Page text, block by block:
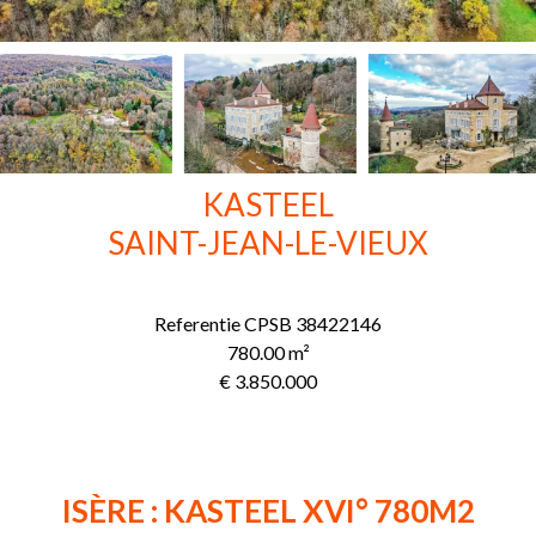
KASTEEL
SAINT-JEAN-LE-VIEUX
ReferentieCPSB 38422146
780.00m²
€ 3.850.000
ISÈRE : KASTEEL XVI° 780M2